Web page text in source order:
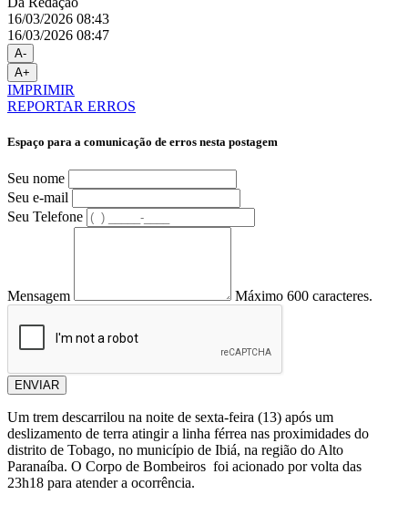
16/03/2026 08:43
16/03/2026 08:47
A-
A+
IMPRIMIR
REPORTAR ERROS
Espaço para a comunicação de erros nesta postagem
Seu nome
Seu e-mail
Seu Telefone
Mensagem Máximo 600 caracteres.
ENVIAR
Um trem descarrilou na noite de sexta-feira (13) após um
deslizamento de terra atingir a linha férrea nas proximidades do
distrito de Tobago, no município de Ibiá, na região do Alto
Paranaíba. O Corpo de Bombeiros foi acionado por volta das
23h18 para atender a ocorrência.